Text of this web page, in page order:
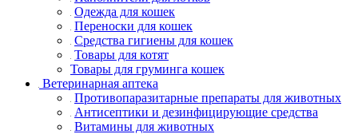
Одежда для кошек
Переноски для кошек
Средства гигиены для кошек
Товары для котят
Товары для груминга кошек
Ветеринарная аптека
Противопаразитарные препараты для животных
Антисептики и дезинфицирующие средства
Витамины для животных